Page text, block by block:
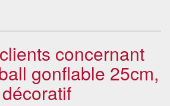
concernant
gonflable 25cm,
décoratif